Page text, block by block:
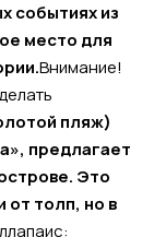
событиях из
место для
Внимание!
пляж)
предлагает
Это
от толп, но в